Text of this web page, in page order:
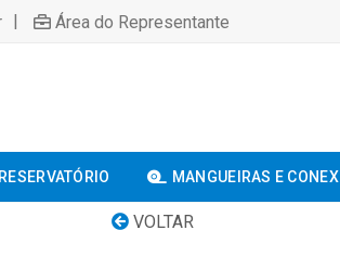
| Área do Representante
RESERVATÓRIO MANGUEIRAS E
VOLTAR